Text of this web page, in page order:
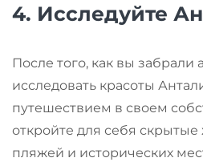
4. Исследуйте
После того, как вы забрали
исследовать красоты
путешествием в своем
откройте для себя
пляжей и исторических